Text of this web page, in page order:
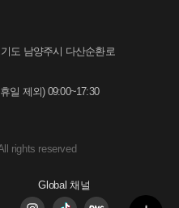
도 남양주시 다산순환로
일 제외) 09:00~17:30
rights reserved
Global 채널